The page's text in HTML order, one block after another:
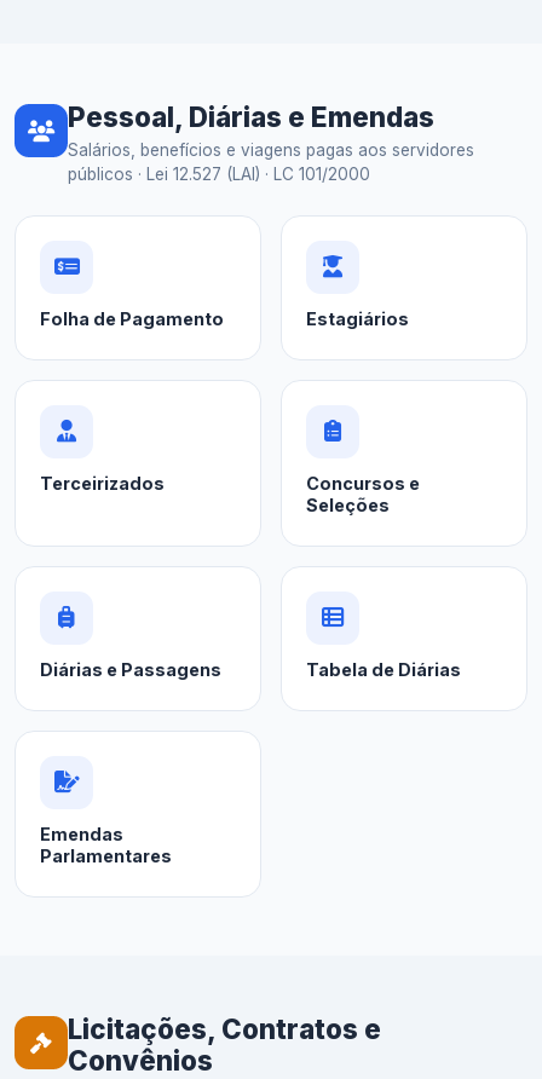
Pessoal, Diárias e Emendas
Salários, benefícios e viagens pagas aos servidores
públicos · Lei 12.527 (LAI) · LC 101/2000
Folha de Pagamento Estagiários
Terceirizados
Concursos e
Seleções
Diárias e Passagens Tabela de Diárias
Emendas
Parlamentares
Licitações, Contratos e
Convênios